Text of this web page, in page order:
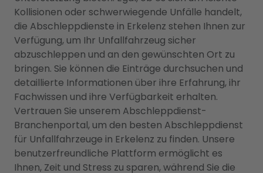
Kollisionen oder schwerwiegende Unfälle handelt,
die Abschleppdienste in Erkelenz stehen Ihnen zur
Verfügung, um Ihr Unfallfahrzeug sicher
abzuschleppen und an den gewünschten Ort zu
bringen. Sie können die Einträge durchsuchen und
detaillierte Informationen über ihre Erfahrung, ihr
Fachwissen und ihre Verfügbarkeit erhalten.
Vertrauen Sie unserem Abschleppdienst-
Branchenportal, um den besten Abschleppdienst
für Unfallfahrzeuge in Erkelenz zu finden. Unsere
benutzerfreundliche Plattform ermöglicht es
Ihnen, Zeit und Stress zu sparen, während Sie die